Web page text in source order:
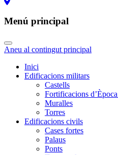
Menú principal
Aneu al contingut principal
Inici
Edificacions militars
Castells
Fortificacions
Muralles
Torres
Edificacions civils
Cases fortes
Palaus
Ponts